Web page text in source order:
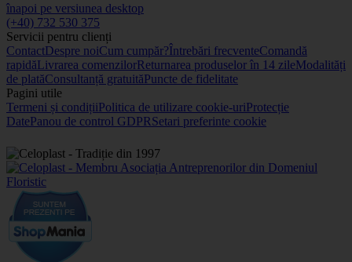
înapoi pe versiunea desktop
(+40) 732 530 375
Servicii pentru clienți
ContactDespre noiCum cumpăr?Întrebări frecventeComandă
rapidăLivrarea comenzilorReturnarea produselor în 14 zileModalități
de platăConsultanță gratuităPuncte de fidelitate
Pagini utile
Termeni și condițiiPolitica de utilizare cookie-uriProtecție
DatePanou de control GDPRSetari preferinte cookie